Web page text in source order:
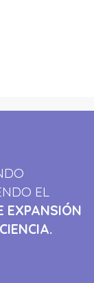
EL
EXPANSIÓN